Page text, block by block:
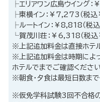
├エリアワン広島ウイング
├東横イン：￥7,273（税
├ルートイン：￥8,818（税
└賀茂川荘：￥6,318（税
※上記追加料金は直接ホテ
※上記追加料金は時期によ
ホテルでまでご確認ください
※朝食・夕食は最短日数まで
※仮免学科試験3回不合格の